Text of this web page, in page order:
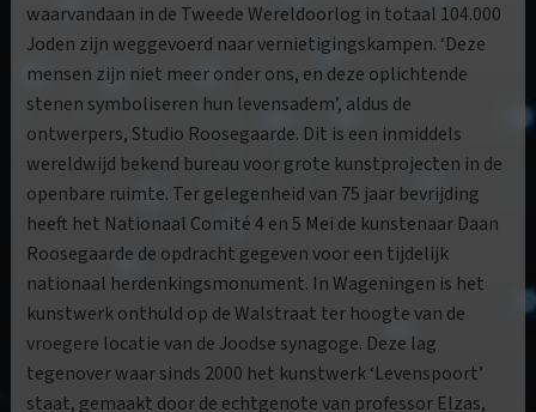
waarvandaan in de Tweede Wereldoorlog in totaal 104.000
Joden zijn weggevoerd naar vernietigingskampen. ‘Deze
mensen zijn niet meer onder ons, en deze oplichtende
stenen symboliseren hun levensadem’, aldus de
ontwerpers, Studio Roosegaarde. Dit is een inmiddels
wereldwijd bekend bureau voor grote kunstprojecten in de
openbare ruimte. Ter gelegenheid van 75 jaar bevrijding
heeft het Nationaal Comité 4 en 5 Mei de kunstenaar Daan
Roosegaarde de opdracht gegeven voor een tijdelijk
nationaal herdenkingsmonument. In Wageningen is het
kunstwerk onthuld op de Walstraat ter hoogte van de
vroegere locatie van de Joodse synagoge. Deze lag
tegenover waar sinds 2000 het kunstwerk ‘Levenspoort’
staat, gemaakt door de echtgenote van professor Elzas,